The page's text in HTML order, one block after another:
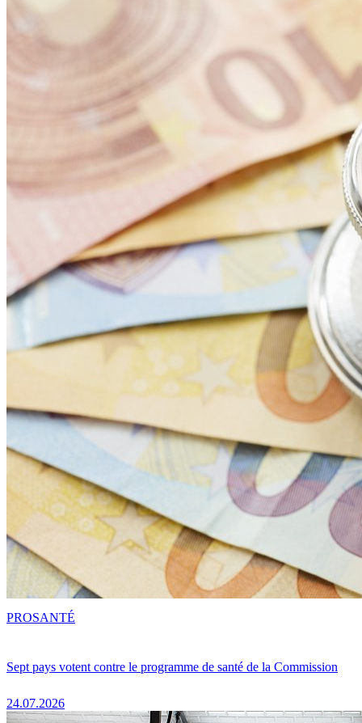
Sept pays votent contre le programme de santé de la Commission
24.07.2026
PROSANTÉ